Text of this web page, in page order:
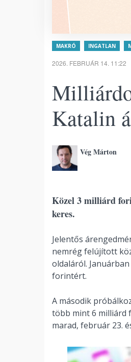
MAKRÓ INGATLAN
2026. FEBRUÁR 14. 11:22
Katalin
Vég Márton
Közel 3 milliárd
keres.
Jelentős
nemrég felújított
oldaláról.
forintért.
A második
több mint 6 milliárd
marad, február 23.